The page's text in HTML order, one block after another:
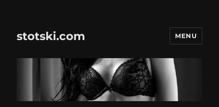
stotski.com MENU